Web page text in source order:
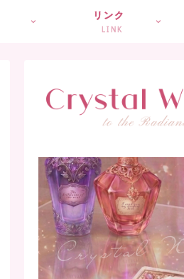
リンク
LINK